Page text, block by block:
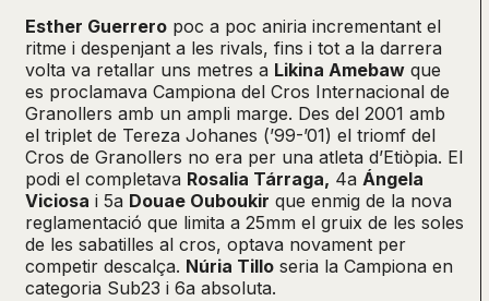
Esther Guerrero poc a poc aniria incrementant el
ritme i despenjant a les rivals, fins i tot a la darrera
volta va retallar uns metres a Likina Amebaw que
es proclamava Campiona del Cros Internacional de
Granollers amb un ampli marge. Des del 2001 amb
el triplet de Tereza Johanes (’99-’01) el triomf del
Cros de Granollers no era per una atleta d’Etiòpia. El
podi el completava Rosalia Tárraga, 4a Ángela
Viciosa i 5a Douae Ouboukir que enmig de la nova
reglamentació que limita a 25mm el gruix de les soles
de les sabatilles al cros, optava novament per
competir descalça. Núria Tillo seria la Campiona en
categoria Sub23 i 6a absoluta.